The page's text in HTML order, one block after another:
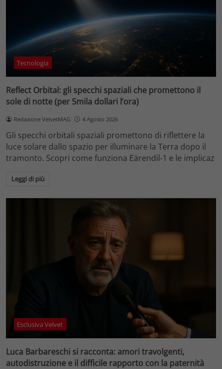
Tecnologia
Reflect Orbital: gli specchi spaziali che promettono il
sole di notte (per 5mila dollari l’ora)
Redazione VelvetMAG 4 Agosto 2026
Gli specchi orbitali spaziali promettono di riflettere la
luce solare dallo spazio per illuminare la Terra dopo il
tramonto. Scopri come funziona Eärendil-1 e le implicaz
Leggi di più
Esclusiva Velvet
Luca Barbareschi si racconta: amori travolgenti,
autodistruzione e il difficile rapporto con la paternità